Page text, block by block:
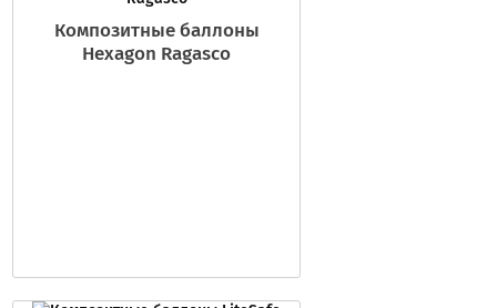
Композитные баллоны
Hexagon Ragasco